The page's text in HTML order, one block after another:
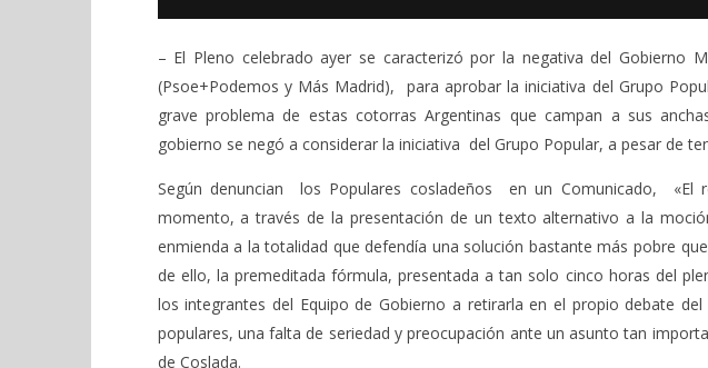
– El Pleno celebrado ayer se caracterizó por la negativa del Gobierno
(Psoe+Podemos y Más Madrid), para aprobar la iniciativa del Grupo
grave problema de estas cotorras Argentinas que campan a sus
gobierno se negó a considerar la iniciativa del Grupo Popular, a pesar de
Según denuncian los Populares cosladeños en un Comunicado, «El
momento, a través de la presentación de un texto alternativo a la
enmienda a la totalidad que defendía una solución bastante más pobre
de ello, la premeditada fórmula, presentada a tan solo cinco horas del
los integrantes del Equipo de Gobierno a retirarla en el propio debate
populares, una falta de seriedad y preocupación ante un asunto tan
de Coslada.